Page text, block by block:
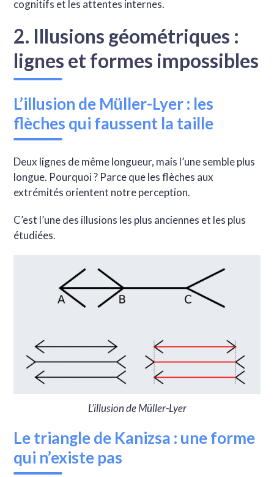
cognitifs et les attentes internes.
2. Illusions géométriques :
lignes et formes impossibles
L’illusion de Müller-Lyer : les
flèches qui faussent la taille
Deux lignes de même longueur, mais l’une semble plus
longue. Pourquoi ? Parce que les flèches aux
extrémités orientent notre perception.
C’est l’une des illusions les plus anciennes et les plus
étudiées.
L’illusion de Müller-Lyer
Le triangle de Kanizsa : une forme
qui n’existe pas